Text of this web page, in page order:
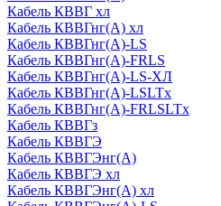
Кабель КВВГ хл
Кабель КВВГнг(А) хл
Кабель КВВГнг(А)-LS
Кабель КВВГнг(А)-FRLS
Кабель КВВГнг(А)-LS-ХЛ
Кабель КВВГнг(А)-LSLTx
Кабель КВВГнг(А)-FRLSLTx
Кабель КВВГз
Кабель КВВГЭ
Кабель КВВГЭнг(А)
Кабель КВВГЭ хл
Кабель КВВГЭнг(А) хл